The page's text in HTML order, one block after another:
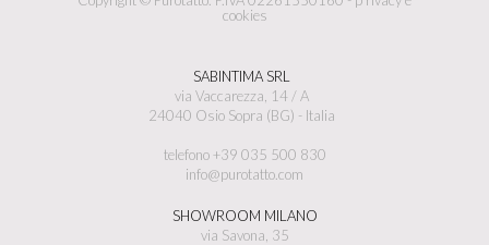
cookies
SABINTIMA SRL
via Vaccarezza, 14 / A
24040 Osio Sopra (BG) - Italia
telefono +39 035 500 830
info@purotatto.com
SHOWROOM MILANO
via Savona, 35